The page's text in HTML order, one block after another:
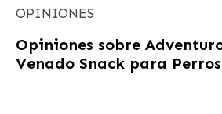
OPINIONES
Opiniones sobre
Venado Snack para Perros